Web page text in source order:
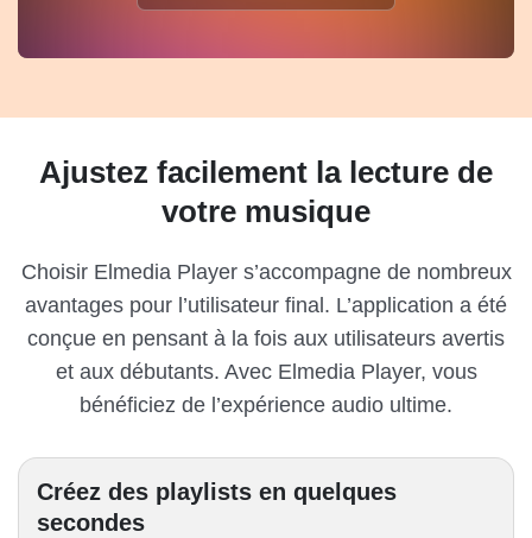
Ajustez facilement la lecture de
votre musique
Choisir Elmedia Player s’accompagne de nombreux
avantages pour l’utilisateur final. L’application a été
conçue en pensant à la fois aux utilisateurs avertis
et aux débutants. Avec Elmedia Player, vous
bénéficiez de l’expérience audio ultime.
Créez des playlists en quelques
secondes